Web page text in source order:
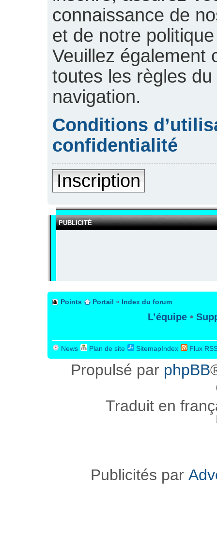
connaissance de
et de notre
Veuillez également
toutes les règles
navigation.
Conditions
confidentialité
Inscription
PUBLICITÉ
Points Portail » Index du forum
L’équipe •
News Plan de site SitemapIndex Flux
Propulsé par phpBB
Traduit en
Publicités par